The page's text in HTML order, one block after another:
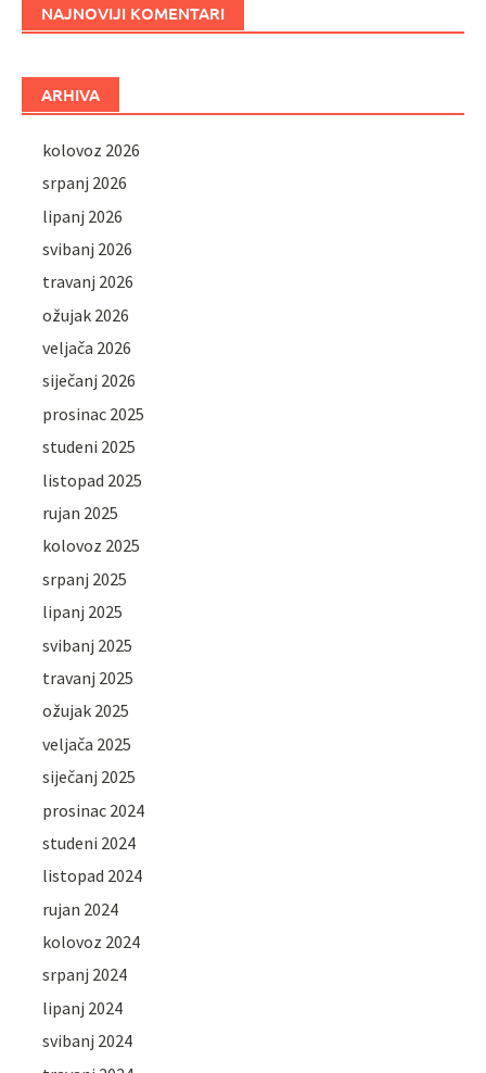
NAJNOVIJI KOMENTARI
ARHIVA
kolovoz 2026
srpanj 2026
lipanj 2026
svibanj 2026
travanj 2026
ožujak 2026
veljača 2026
siječanj 2026
prosinac 2025
studeni 2025
listopad 2025
rujan 2025
kolovoz 2025
srpanj 2025
lipanj 2025
svibanj 2025
travanj 2025
ožujak 2025
veljača 2025
siječanj 2025
prosinac 2024
studeni 2024
listopad 2024
rujan 2024
kolovoz 2024
srpanj 2024
lipanj 2024
svibanj 2024